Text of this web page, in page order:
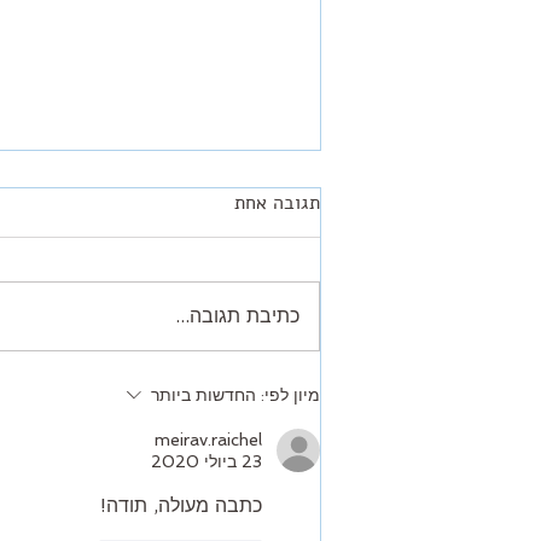
מיתוסים על ריצה- מיתוס מספר 5
תגובה אחת
כתיבת תגובה...
מיון לפי: החדשות ביותר
meirav.raichel
23 ביולי 2020
כתבה מעולה, תודה!